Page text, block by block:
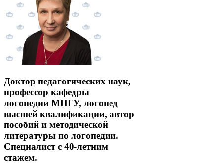
Доктор педагогических наук,
профессор кафедры
логопедии МПГУ, логопед
высшей квалификации, автор
пособий и методической
литературы по логопедии.
Специалист с 40-летним
стажем.